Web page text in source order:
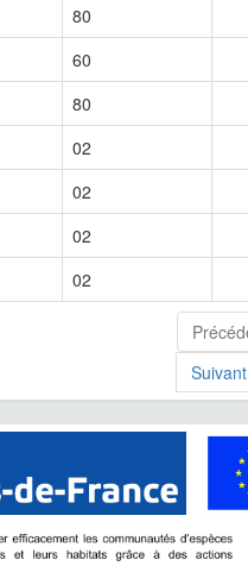
80
60
80
02
02
02
02
Suivant